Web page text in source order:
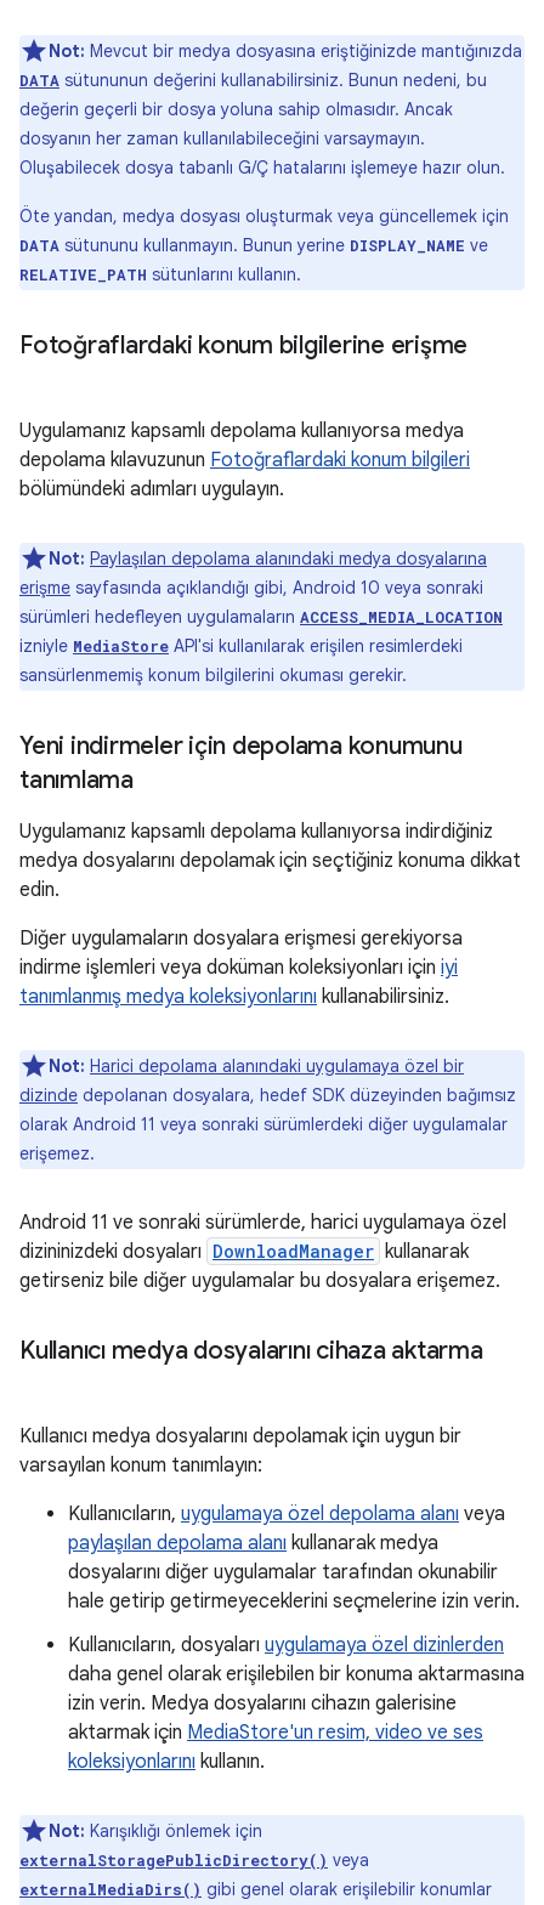
Not: Mevcut bir medya dosyasına eriştiğinizde mantığınızda
DATA sütununun değerini kullanabilirsiniz. Bunun nedeni, bu
değerin geçerli bir dosya yoluna sahip olmasıdır. Ancak
dosyanın her zaman kullanılabileceğini varsaymayın.
Oluşabilecek dosya tabanlı G/Ç hatalarını işlemeye hazır olun.
Öte yandan, medya dosyası oluşturmak veya güncellemek için
DATA sütununu kullanmayın. Bunun yerine DISPLAY_NAME ve
RELATIVE_PATH sütunlarını kullanın.
Fotoğraflardaki konum bilgilerine erişme
Uygulamanız kapsamlı depolama kullanıyorsa medya
depolama kılavuzunun Fotoğraflardaki konum bilgileri
bölümündeki adımları uygulayın.
Not: Paylaşılan depolama alanındaki medya dosyalarına
erişme sayfasında açıklandığı gibi, Android 10 veya sonraki
sürümleri hedefleyen uygulamaların ACCESS_MEDIA_LOCATION
izniyle MediaStore API'si kullanılarak erişilen resimlerdeki
sansürlenmemiş konum bilgilerini okuması gerekir.
Yeni indirmeler için depolama konumunu
tanımlama
Uygulamanız kapsamlı depolama kullanıyorsa indirdiğiniz
medya dosyalarını depolamak için seçtiğiniz konuma dikkat
edin.
Diğer uygulamaların dosyalara erişmesi gerekiyorsa
indirme işlemleri veya doküman koleksiyonları için iyi
tanımlanmış medya koleksiyonlarını kullanabilirsiniz.
Not: Harici depolama alanındaki uygulamaya özel bir
dizinde depolanan dosyalara, hedef SDK düzeyinden bağımsız
olarak Android 11 veya sonraki sürümlerdeki diğer uygulamalar
erişemez.
Android 11 ve sonraki sürümlerde, harici uygulamaya özel
dizininizdeki dosyaları DownloadManager kullanarak
getirseniz bile diğer uygulamalar bu dosyalara erişemez.
Kullanıcı medya dosyalarını cihaza aktarma
Kullanıcı medya dosyalarını depolamak için uygun bir
varsayılan konum tanımlayın:
Kullanıcıların, uygulamaya özel depolama alanı veya
paylaşılan depolama alanı kullanarak medya
dosyalarını diğer uygulamalar tarafından okunabilir
hale getirip getirmeyeceklerini seçmelerine izin verin.
Kullanıcıların, dosyaları uygulamaya özel dizinlerden
daha genel olarak erişilebilen bir konuma aktarmasına
izin verin. Medya dosyalarını cihazın galerisine
aktarmak için MediaStore'un resim, video ve ses
koleksiyonlarını kullanın.
Not: Karışıklığı önlemek için
externalStoragePublicDirectory() veya
externalMediaDirs() gibi genel olarak erişilebilir konumlar